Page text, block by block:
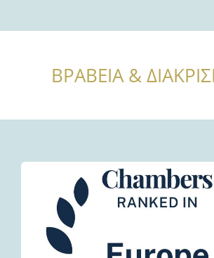
ΒΡΑΒΕΙΑ &